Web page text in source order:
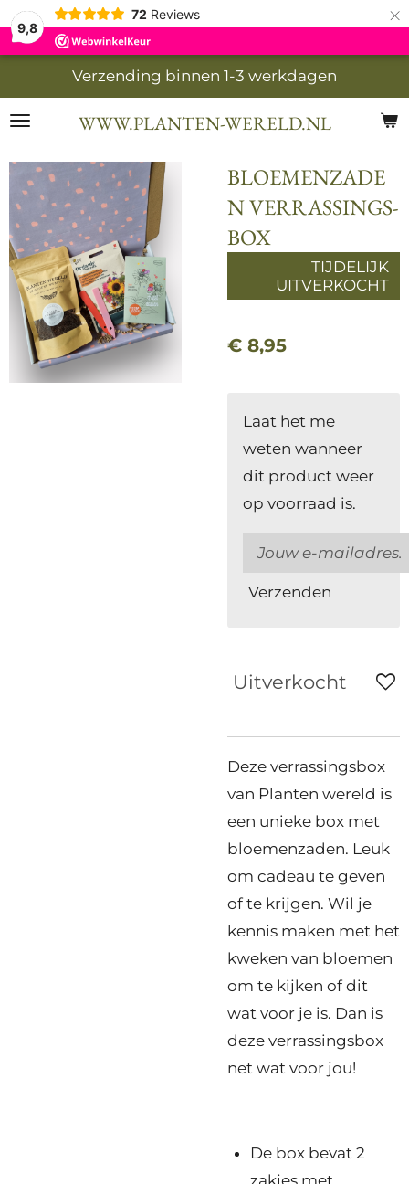
9,8
72 Reviews ×
WWW.PLANTEN-WERELD.NL
Verzending binnen 1-3 werkdagen
BLOEMENZADE
N VERRASSINGS-
BOX
TIJDELIJK
UITVERKOCHT
€ 8,95
Laat het me
weten wanneer
dit product weer
op voorraad is.
Verzenden
Uitverkocht
Deze verrassingsbox
van Planten wereld is
een unieke box met
bloemenzaden. Leuk
om cadeau te geven
of te krijgen. Wil je
kennis maken met het
kweken van bloemen
om te kijken of dit
wat voor je is. Dan is
deze verrassingsbox
net wat voor jou!
De box bevat 2
zakjes met